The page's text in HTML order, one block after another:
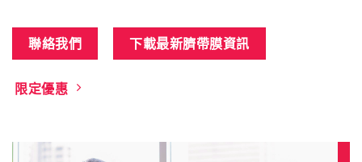
聯絡我們 下載最新臍帶膜資訊
限定優惠